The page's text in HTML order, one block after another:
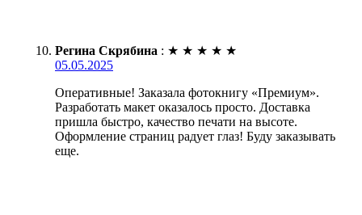
Регина Скрябина : ★ ★ ★ ★ ★
05.05.2025
Оперативные! Заказала фотокнигу «Премиум».
Разработать макет оказалось просто. Доставка
пришла быстро, качество печати на высоте.
Оформление страниц радует глаз! Буду заказывать
еще.